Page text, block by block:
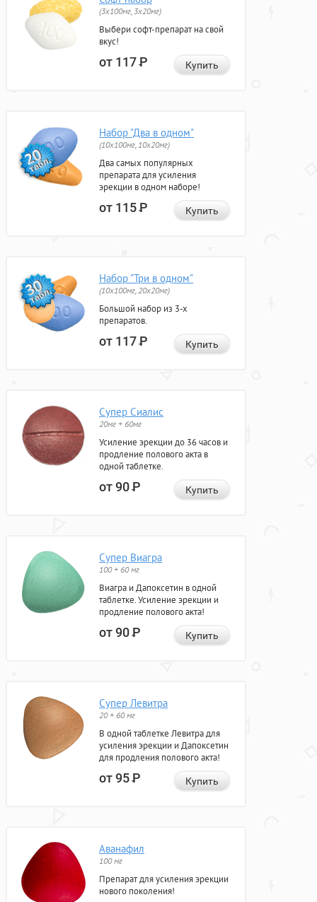
(3x100мг, 3x20мг)
Выбери софт-препарат на свой
вкус!
от 117Р Купить
Набор "Два в одном"
(10x100мг, 10x20мг)
Два самых популярных
препарата для усиления
эрекции в одном наборе!
от 115Р Купить
Набор "Три в одном"
(10x100мг, 20x20мг)
Большой набор из 3-х
препаратов.
от 117Р Купить
Супер Сиалис
20мг + 60мг
Усиление эрекции до 36 часов и
продление полового акта в
одной таблетке.
от 90Р Купить
Супер Виагра
100 + 60 мг
Виагра и Дапоксетин в одной
таблетке. Усиление эрекции и
продление полового акта!
от 90Р Купить
Супер Левитра
20 + 60 мг
В одной таблетке Левитра для
усиления эрекции и Дапоксетин
для продления полового акта!
от 95Р Купить
Аванафил
100 мг
Препарат для усиления эрекции
нового поколения!